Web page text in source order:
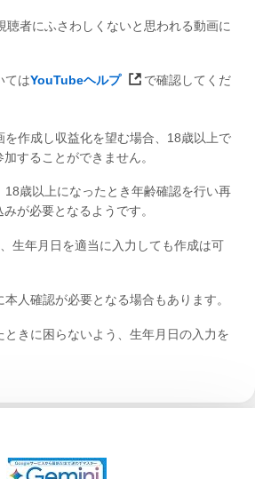
聴者にふさわしくないと思われる動画に
てはYouTubeヘルプ
で確認してくだ
を作成し収益化を望む場合、18歳以上で
することができません。
18歳以上になったとき年齢確認を行い再
が必要となるようです。
生年月日を適当に入力しても作成は可
人確認が必要となる場合もあります。
きに困らないよう、生年月日の入力を